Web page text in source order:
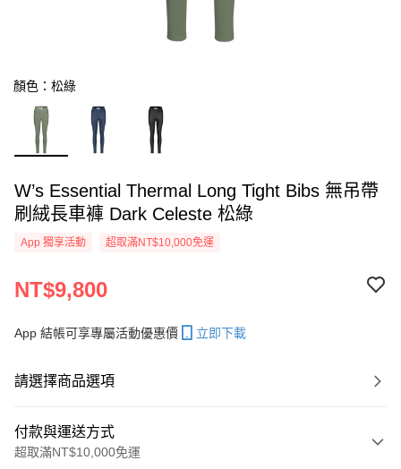
顏色：松綠
W’s Essential Thermal Long Tight Bibs 無吊帶
刷絨長車褲 Dark Celeste 松綠
App 獨享活動 超取滿NT$10,000免運
NT$9,800
App 結帳可享專屬活動優惠價 立即下載
請選擇商品選項
付款與運送方式
超取滿NT$10,000免運